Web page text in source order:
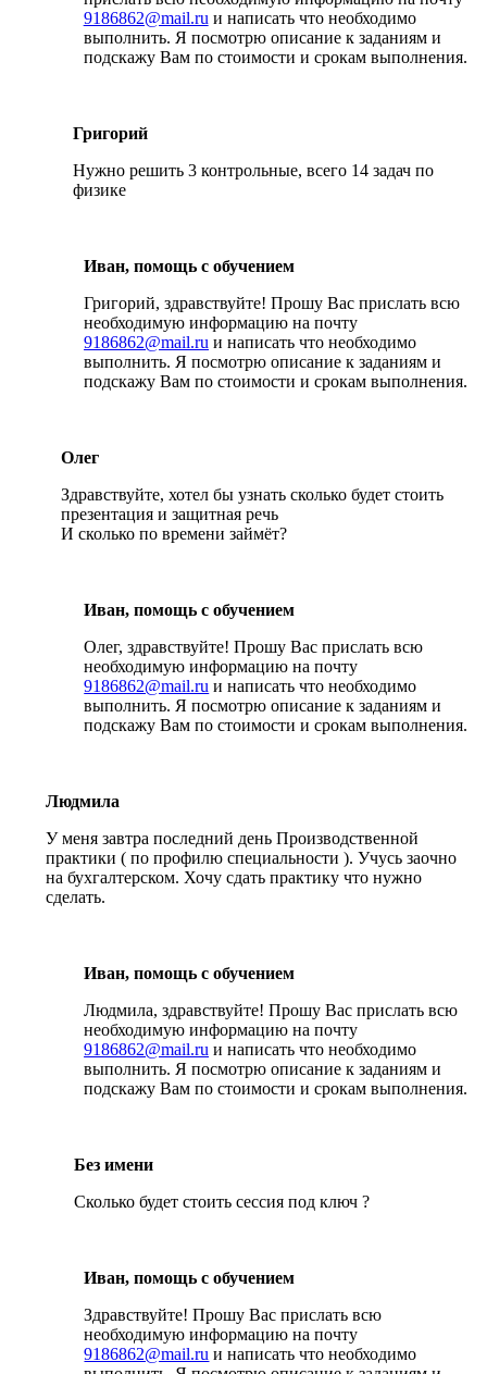
9186862@mail.ru и написать что необходимо
выполнить. Я посмотрю описание к заданиям и
подскажу Вам по стоимости и срокам выполнения.
Григорий
Нужно решить 3 контрольные, всего 14 задач по
физике
Иван, помощь с обучением
Григорий, здравствуйте! Прошу Вас прислать всю
необходимую информацию на почту
9186862@mail.ru и написать что необходимо
выполнить. Я посмотрю описание к заданиям и
подскажу Вам по стоимости и срокам выполнения.
Олег
Здравствуйте, хотел бы узнать сколько будет стоить
презентация и защитная речь
И сколько по времени займёт?
Иван, помощь с обучением
Олег, здравствуйте! Прошу Вас прислать всю
необходимую информацию на почту
9186862@mail.ru и написать что необходимо
выполнить. Я посмотрю описание к заданиям и
подскажу Вам по стоимости и срокам выполнения.
Людмила
У меня завтра последний день Производственной
практики ( по профилю специальности ). Учусь заочно
на бухгалтерском. Хочу сдать практику что нужно
сделать.
Иван, помощь с обучением
Людмила, здравствуйте! Прошу Вас прислать всю
необходимую информацию на почту
9186862@mail.ru и написать что необходимо
выполнить. Я посмотрю описание к заданиям и
подскажу Вам по стоимости и срокам выполнения.
Без имени
Сколько будет стоить сессия под ключ ?
Иван, помощь с обучением
Здравствуйте! Прошу Вас прислать всю
необходимую информацию на почту
9186862@mail.ru и написать что необходимо